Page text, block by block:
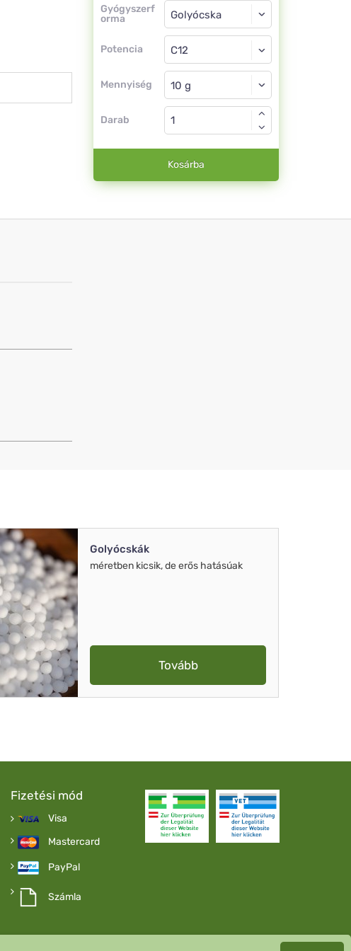
Gyógyszerf
orma
Gyógyszerforma
Potencia
Golyócska
C12
Mennyiség
Golyócska
Darab
Kosárba
Golyócskák
méretben kicsik, de erős hatásúak
Tovább
Fizetési mód
Visa
Mastercard
PayPal
Számla